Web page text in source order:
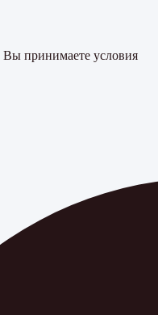
Вы принимаете условия